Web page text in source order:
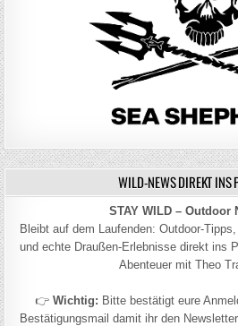
WILD-NEWS DIREKT INS
STAY WILD – Outdoor
Bleibt auf dem Laufenden: Outdoor-
und echte Draußen-Erlebnisse direkt ins
Abenteuer mit Theo
👉 Wichtig: Bitte bestätigt eure
Bestätigungsmail damit ihr den